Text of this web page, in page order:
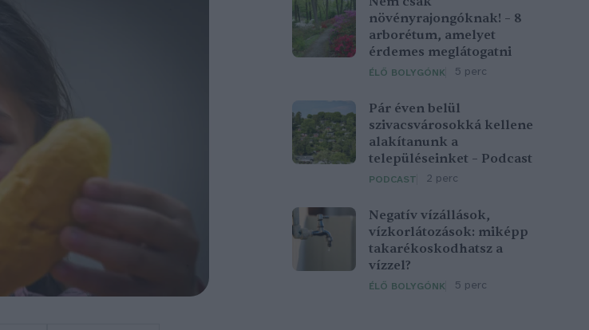
növényrajongóknak! – 8
arborétum, amelyet
érdemes meglátogatni
ÉLŐ BOLYGÓNK 5 perc
Pár éven belül
szivacsvárosokká kellene
alakítanunk a
településeinket – Podcast
PODCAST 2 perc
Negatív vízállások,
vízkorlátozások: miképp
takarékoskodhatsz a
vízzel?
ÉLŐ BOLYGÓNK 5 perc